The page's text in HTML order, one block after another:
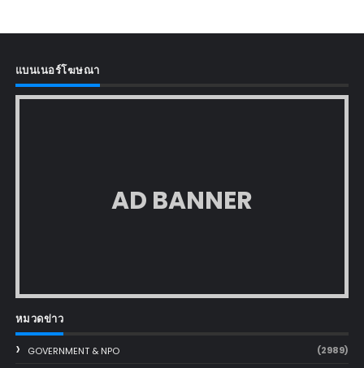
แบนเนอร์โฆษณา
AD BANNER
หมวดข่าว
GOVERNMENT & NPO (2989)